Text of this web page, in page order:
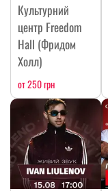
Культурний
центр Freedom
Hall (Фридом
Холл)
от 250 грн